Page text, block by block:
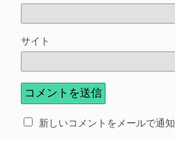
サイト
新しいコメントをメールで通知